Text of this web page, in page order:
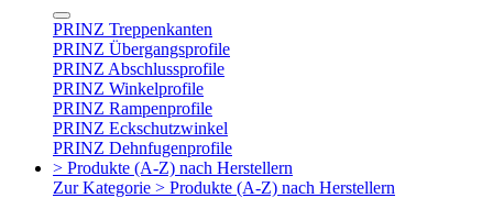
PRINZ Treppenkanten
PRINZ Übergangsprofile
PRINZ Abschlussprofile
PRINZ Winkelprofile
PRINZ Rampenprofile
PRINZ Eckschutzwinkel
PRINZ Dehnfugenprofile
> Produkte (A-Z) nach Herstellern
Zur Kategorie > Produkte (A-Z) nach Herstellern